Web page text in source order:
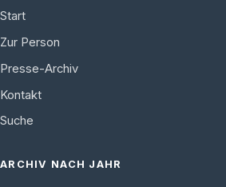
Start
Zur Person
Presse-Archiv
Kontakt
Suche
ARCHIV NACH JAHR